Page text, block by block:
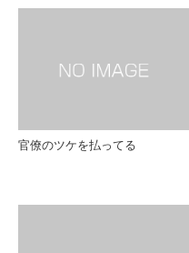
官僚のツケを払ってる